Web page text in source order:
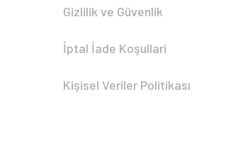
Gizlilik ve Güvenlik
İptal İade Koşullari
Kişisel Veriler Politikası